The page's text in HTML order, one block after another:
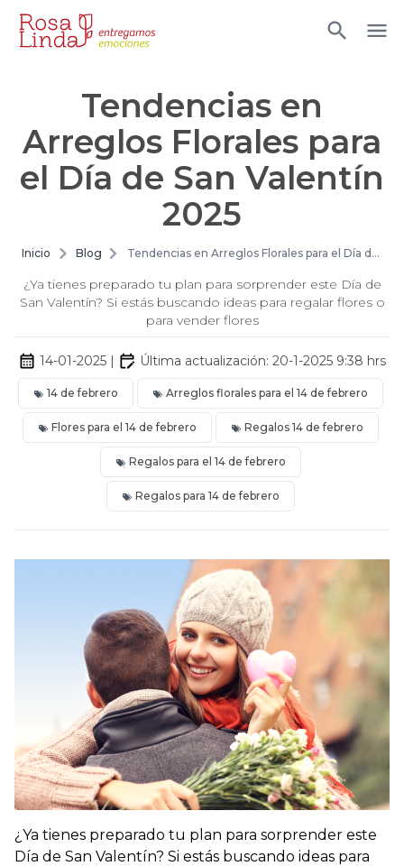
Tendencias en
Arreglos Florales para
el Día de San Valentín
2025
Inicio Blog
Tendencias en Arreglos Florales para el Día de
¿Ya tienes preparado tu plan para sorprender este Día de
San Valentín? Si estás buscando ideas para regalar flores o
para vender flores
14-01-2025 | Última actualización: 20-1-2025 9:38 hrs
14 de febrero Arreglos florales para el 14 de febrero
Flores para el 14 de febrero Regalos 14 de febrero
Regalos para el 14 de febrero
Regalos para 14 de febrero
¿ Ya tienes preparado tu plan para sorprender este
Día de San Valentín? Si estás buscando ideas para